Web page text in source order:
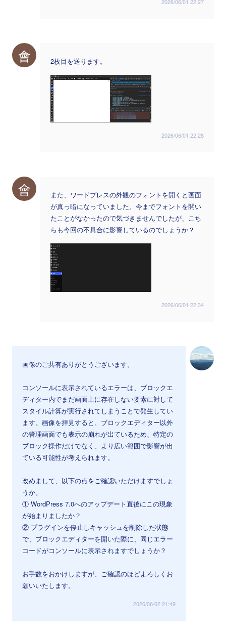
會 2枚目を送ります。
2026/06/01 22:28
會
また、ワードプレスの外観のフォントを開くと画面
が真っ暗になっていました。今までフォントを開い
たことがなかったので気づきませんでしたが、こち
らも今回の不具合に影響しているのでしょうか？
2026/06/01 22:34
画像のご共有ありがとうございます。
コンソールに表示されているエラーは、ブロックエ
ディター内でまだ画面上に存在しない要素に対して
スタイル計算が実行されてしまうことで発生してい
ます。画像を拝見すると、ブロックエディター以外
の管理画面でも表示の崩れが出ているため、特定の
ブロック操作だけでなく、より広い範囲で影響が出
ている可能性が考えられます。
改めまして、以下の点をご確認いただけますでしょ
うか。
① WordPress 7.0へのアップデート直後にこの現象
が始まりましたか？
② プラグインを停止しキャッシュを削除した状態
で、ブロックエディターを開いた際に、同じエラー
コードがコンソールに表示されますでしょうか？
お手数をおかけしますが、ご確認のほどよろしくお
願いいたします。
2026/06/02 21:49